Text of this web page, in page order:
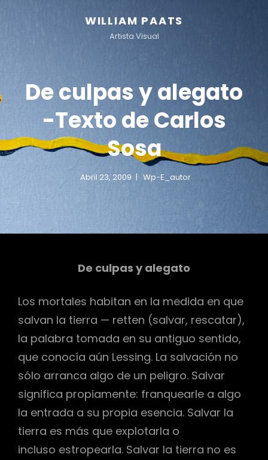
WILLIAM PAATS
Artista Visual
De culpas y alegato
-Texto de Carlos
Sosa
Abril 23, 2009 Wp-E_autor
De culpas y alegato
Los mortales habitan en la medida en que
salvan la tierra — retten (salvar, rescatar),
la palabra tomada en su antiguo sentido,
que conocía aún Lessing. La salvación no
sólo arranca algo de un peligro. Salvar
significa propiamente: franquearle a algo
la entrada a su propia esencia. Salvar la
tierra es más que explotarla o
incluso estropearla. Salvar la tierra no es